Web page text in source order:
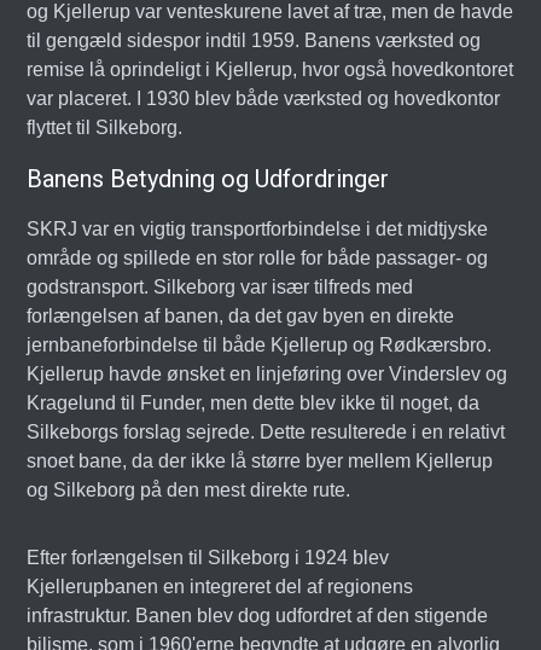
og Kjellerup var venteskurene lavet af træ, men de havde
til gengæld sidespor indtil 1959. Banens værksted og
remise lå oprindeligt i Kjellerup, hvor også hovedkontoret
var placeret. I 1930 blev både værksted og hovedkontor
flyttet til Silkeborg.
Banens Betydning og Udfordringer
SKRJ var en vigtig transportforbindelse i det midtjyske
område og spillede en stor rolle for både passager- og
godstransport. Silkeborg var især tilfreds med
forlængelsen af banen, da det gav byen en direkte
jernbaneforbindelse til både Kjellerup og Rødkærsbro.
Kjellerup havde ønsket en linjeføring over Vinderslev og
Kragelund til Funder, men dette blev ikke til noget, da
Silkeborgs forslag sejrede. Dette resulterede i en relativt
snoet bane, da der ikke lå større byer mellem Kjellerup
og Silkeborg på den mest direkte rute.
Efter forlængelsen til Silkeborg i 1924 blev
Kjellerupbanen en integreret del af regionens
infrastruktur. Banen blev dog udfordret af den stigende
bilisme, som i 1960'erne begyndte at udgøre en alvorlig